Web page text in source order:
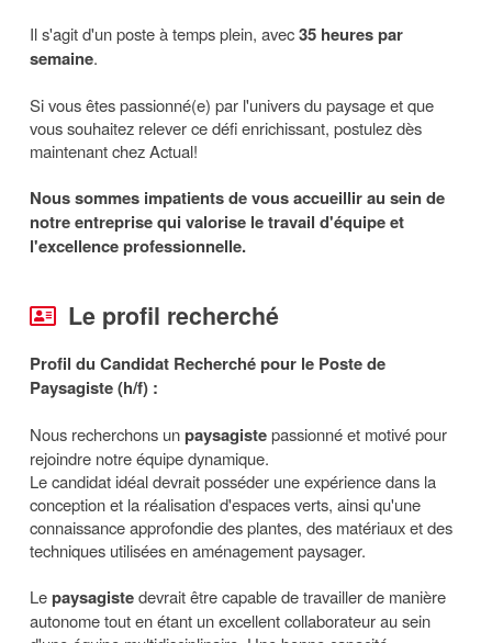
Il s'agit d'un poste à temps plein, avec35 heures par
semaine.
Si vous êtes passionné(e) par l'univers du paysage et que
vous souhaitez relever ce défi enrichissant, postulez dès
maintenant chez Actual!
Nous sommes impatients de vous accueillir au sein de
notre entreprise qui valorise le travail d'équipe et
l'excellence professionnelle.
Le profil recherché
Profil du Candidat Recherché pour le Poste de
Paysagiste (h/f) :
Nous recherchons unpaysagistepassionné et motivé pour
rejoindre notre équipe dynamique.
Le candidat idéal devrait posséder une expérience dans la
conception et la réalisation d'espaces verts, ainsi qu'une
connaissance approfondie des plantes, des matériaux et des
techniques utilisées en aménagement paysager.
Lepaysagistedevrait être capable de travailler de manière
autonome tout en étant un excellent collaborateur au sein